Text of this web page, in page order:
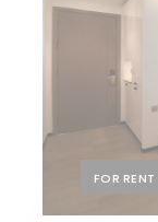
FOR RENT